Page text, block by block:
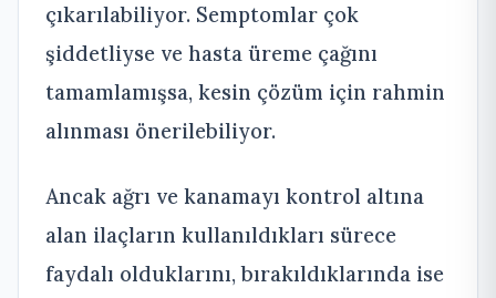
çıkarılabiliyor. Semptomlar çok
şiddetliyse ve hasta üreme çağını
tamamlamışsa, kesin çözüm için rahmin
alınması önerilebiliyor.
Ancak ağrı ve kanamayı kontrol altına
alan ilaçların kullanıldıkları sürece
faydalı olduklarını, bırakıldıklarında ise